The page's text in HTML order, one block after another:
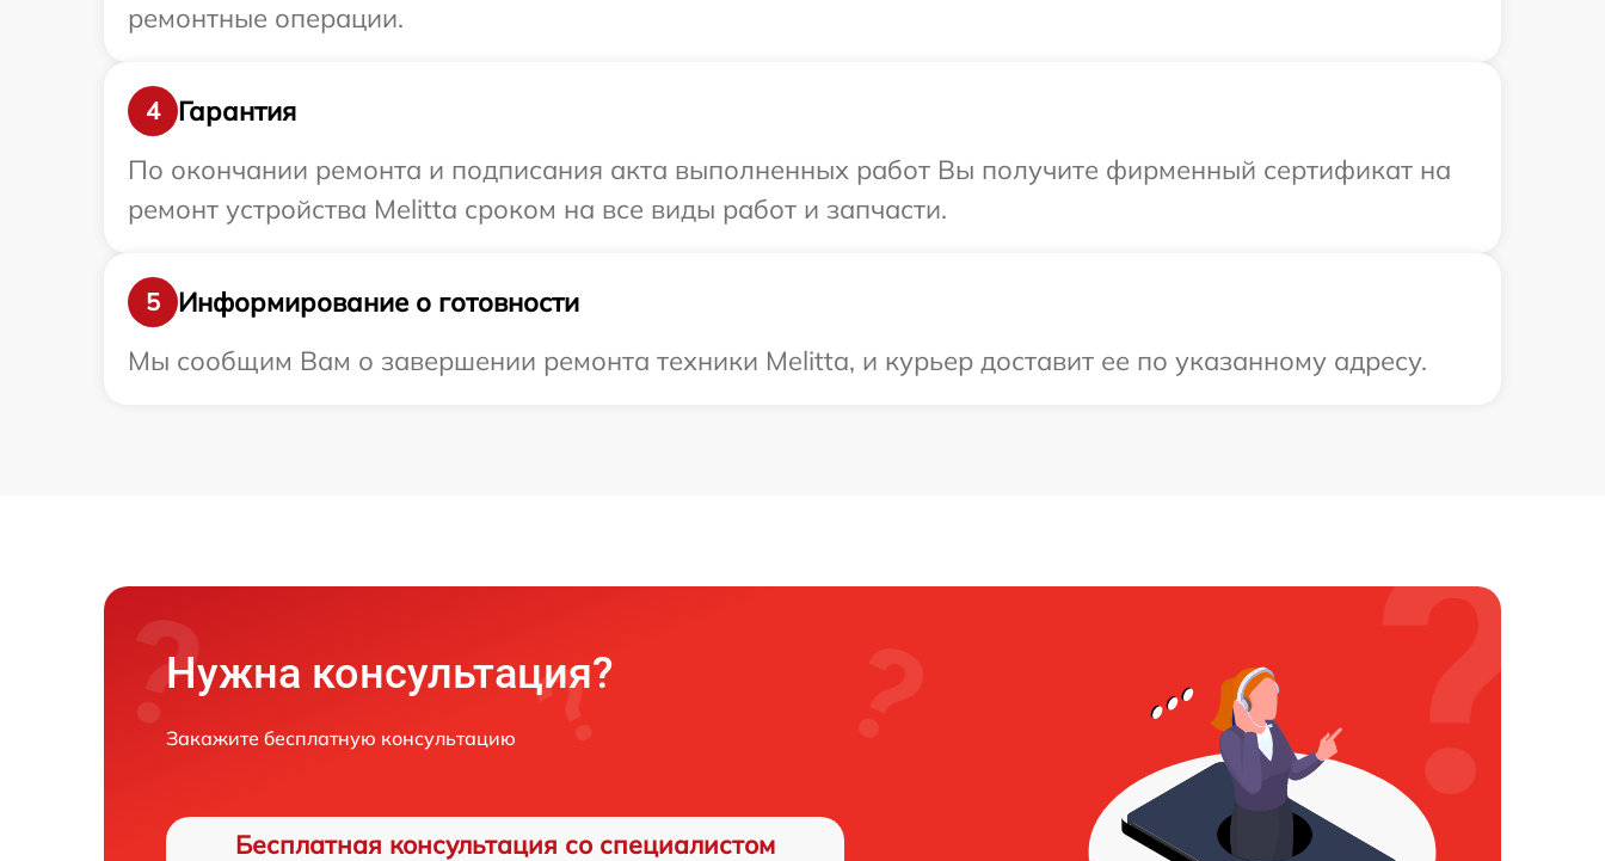
ремонтные операции.
4
Гарантия
По окончании ремонта и подписания акта выполненных работ Вы получите фирменный сертификат на
ремонт устройства Melitta сроком на все виды работ и запчасти.
5
Информирование о готовности
Мы сообщим Вам о завершении ремонта техники Melitta, и курьер доставит ее по указанному адресу.
Нужна консультация?
Закажите бесплатную консультацию
Бесплатная консультация со специалистом